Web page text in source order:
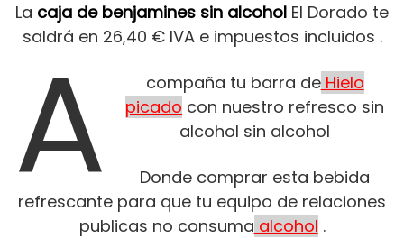
La caja de benjamines sin alcohol El Dorado te
saldrá en 26,40 € IVA e impuestos incluidos .
A compaña tu barra deHielo
picado con nuestro refresco sin
alcohol sin alcohol
Donde comprar esta bebida
refrescante para que tu equipo de relaciones
publicas no consuma alcohol .